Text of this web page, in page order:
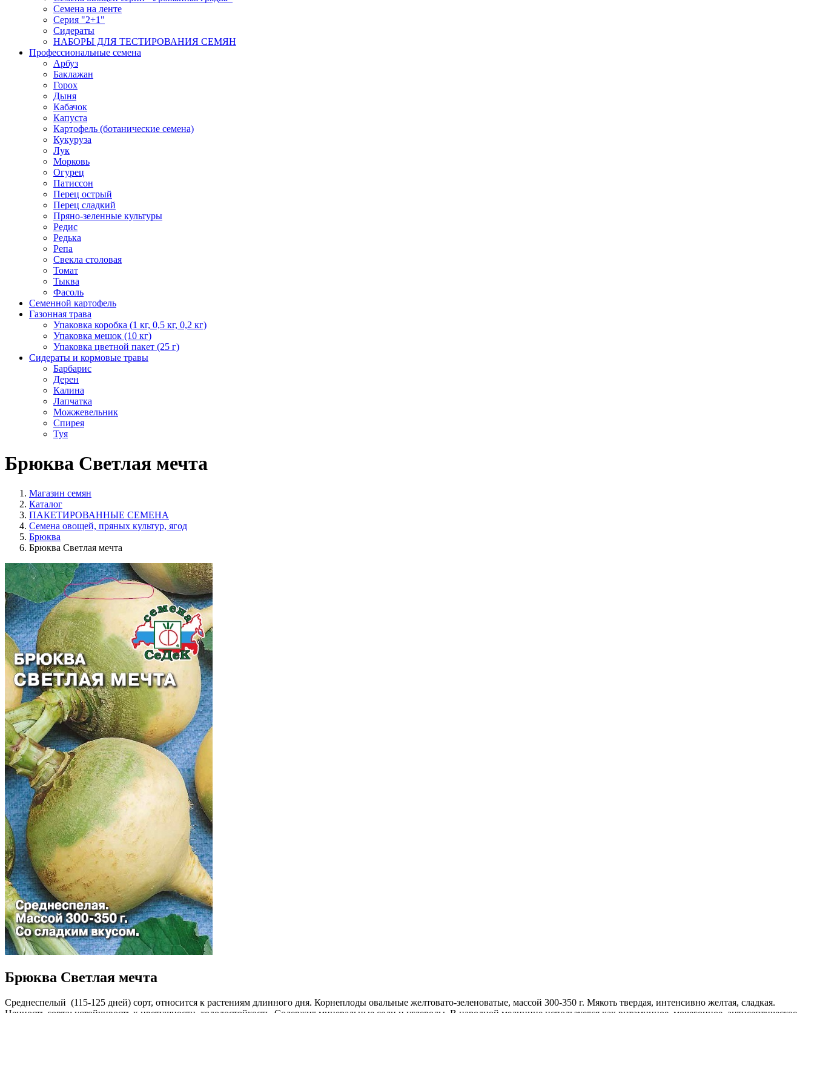
Семена на ленте
Серия "2+1"
Сидераты
НАБОРЫ ДЛЯ ТЕСТИРОВАНИЯ СЕМЯН
Профессиональные семена
Арбуз
Баклажан
Горох
Дыня
Кабачок
Капуста
Картофель (ботанические семена)
Кукуруза
Лук
Морковь
Огурец
Патиссон
Перец острый
Перец сладкий
Пряно-зеленные культуры
Редис
Редька
Репа
Свекла столовая
Томат
Тыква
Фасоль
Семенной картофель
Газонная трава
Упаковка коробка (1 кг, 0,5 кг, 0,2 кг)
Упаковка мешок (10 кг)
Упаковка цветной пакет (25 г)
Сидераты и кормовые травы
Барбарис
Дерен
Калина
Лапчатка
Можжевельник
Спирея
Туя
Брюква Светлая мечта
Магазин семян
Каталог
ПАКЕТИРОВАННЫЕ СЕМЕНА
Семена овощей, пряных культур, ягод
Брюква
Брюква Светлая мечта
Брюква Светлая мечта
Среднеспелый (115-125 дней) сорт, относится к растениям длинного дня. Корнеплоды овальные желтовато-зеленоватые, массой 300-350 г. Мякоть твердая, интенсивно желтая, сладкая.
Ценность сорта: устойчивость к цветушности, холодостойкость. Содержит минеральные соли и углеводы. В народной медицине используется как витаминное, мочегонное, антисептическое,